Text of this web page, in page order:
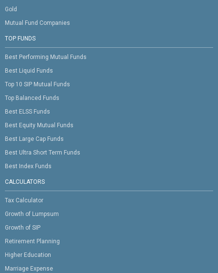
Gold
Mutual Fund Companies
TOP FUNDS
Best Performing Mutual Funds
Best Liquid Funds
Top 10 SIP Mutual Funds
Top Balanced Funds
Best ELSS Funds
Best Equity Mutual Funds
Best Large Cap Funds
Best Ultra Short Term Funds
Best Index Funds
CALCULATORS
Tax Calculator
Growth of Lumpsum
Growth of SIP
Retirement Planning
Higher Education
Marriage Expense